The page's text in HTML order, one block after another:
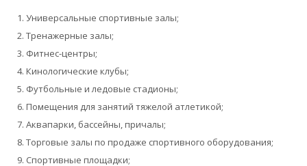
Универсальные спортивные залы;
Тренажерные залы;
Фитнес-центры;
Кинологические клубы;
Футбольные и ледовые стадионы;
Помещения для занятий тяжелой атлетикой;
Аквапарки, бассейны, причалы;
Торговые залы по продаже спортивного оборудования;
Спортивные площадки;